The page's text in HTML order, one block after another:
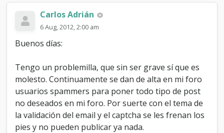
o
d
o
s
n
o
s
Carlos Adrián
6 Aug, 2012, 2:00 am
Buenos días:
Tengo un problemilla, que sin ser grave sí que es
molesto. Continuamente se dan de alta en mi foro
usuarios spammers para poner todo tipo de post
no deseados en mi foro. Por suerte con el tema de
la validación del email y el captcha se les frenan los
pies y no pueden publicar ya nada.